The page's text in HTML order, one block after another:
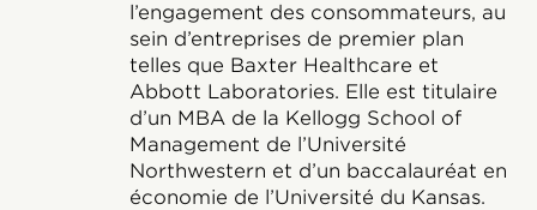
l’engagement des consommateurs, au
sein d’entreprises de premier plan
telles que Baxter Healthcare et
Abbott Laboratories. Elle est titulaire
d’un MBA de la Kellogg School of
Management de l’Université
Northwestern et d’un baccalauréat en
économie de l’Université du Kansas.